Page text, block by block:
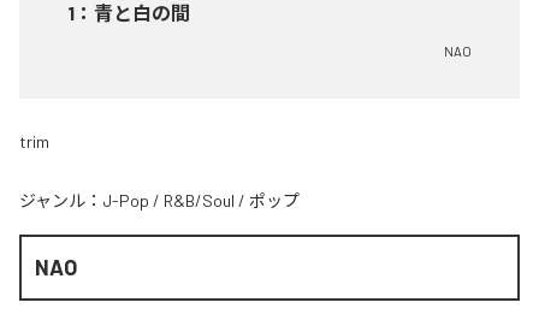
1 ： 青と白の間
NAO
trim
ジャンル： J-Pop / R&B/Soul / ポップ
NAO